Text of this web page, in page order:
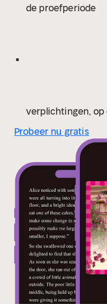
de proefperiode
verplichtingen, op
Probeer nu gratis